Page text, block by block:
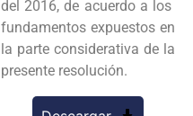
del 2016, de acuerdo a los
fundamentos expuestos en
la parte considerativa de la
presente resolución.